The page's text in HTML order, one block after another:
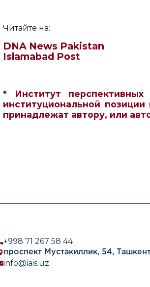
Читайте на:
DNA News Pakistan
Islamabad Post
* Институт
институциональной
принадлежат автору, или
+998 71 267 58 44
проспект Мустакиллик, 54,
info@iais.uz